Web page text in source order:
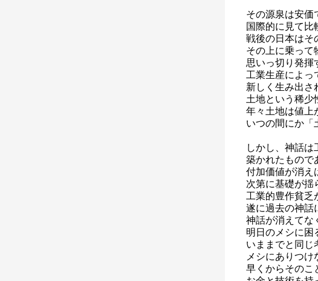
その源泉は安価
国際的に見て比
戦後の日本はそ
その上に乗って
思いっ切り発揮
工業生産によっ
新しく生み出さ
土地という稀少
年々土地は値上
いつの間にか「
しかし、神話は
築かれたもので
付加価値が消え
次第に基礎が揺
工業的豊作貧乏
遂に過去の神話
神話が消えてな
明日のメシに困
いままでと同じ
メシにありつけ
早くからそのこ